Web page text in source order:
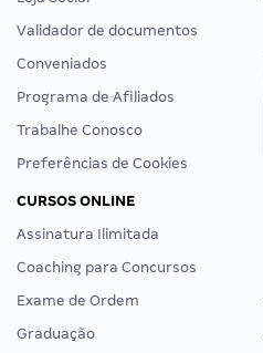
Validador de documentos
Conveniados
Programa de Afiliados
Trabalhe Conosco
Preferências de Cookies
CURSOS ONLINE
Assinatura Ilimitada
Coaching para Concursos
Exame de Ordem
Graduação